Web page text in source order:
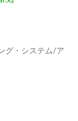
グ・システム/ア